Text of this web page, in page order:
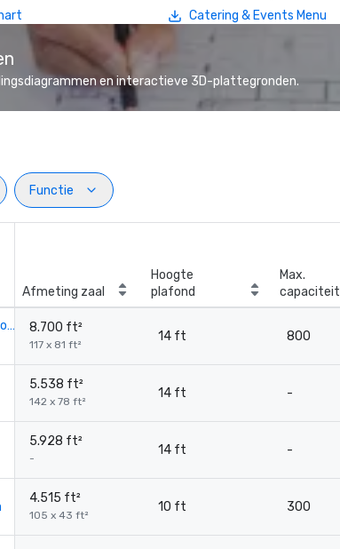
Catering & Events Menu
en interactieve 3D-plattegronden.
Functie
Afmeting zaal
Hoogte
plafond
Max.
capaciteit
Grand Mediterranean Ballroom 8.700 ft²
117 x 81 ft²
14 ft 800
5.538 ft²
142 x 78 ft²
14 ft -
5.928 ft²
-
14 ft -
4.515 ft²
105 x 43 ft²
10 ft 300